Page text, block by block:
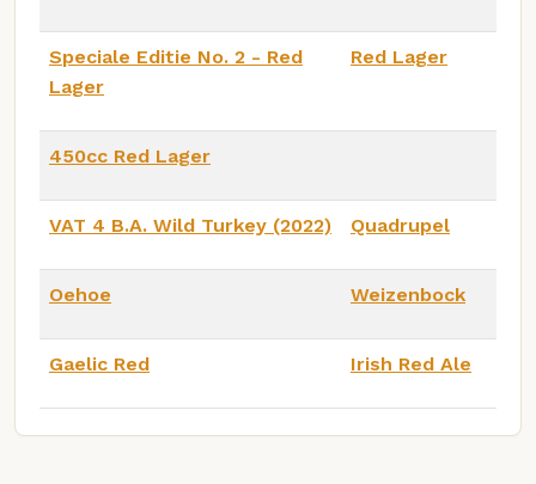
Speciale Editie No. 2 - Red
Lager
Red Lager
450cc Red Lager
VAT 4 B.A. Wild Turkey (2022) Quadrupel
Oehoe Weizenbock
Gaelic Red Irish Red Ale